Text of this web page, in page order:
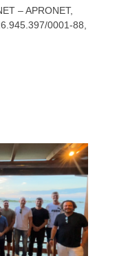
– APRONET,
0001-88,